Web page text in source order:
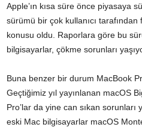
Apple’ın kısa süre önce piyasaya
sürümü bir çok kullanıcı tarafından
konusu oldu. Raporlara göre bu
bilgisayarlar, çökme sorunları
Buna benzer bir durum MacBook
Geçtiğimiz yıl yayınlanan macOS
Pro’lar da yine can sıkan sorunları
eski Mac bilgisayarlar macOS